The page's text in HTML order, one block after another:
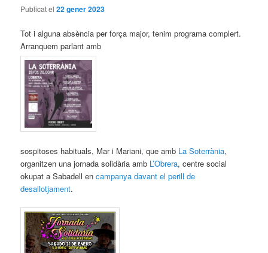
Publicat el22 gener 2023
Tot i alguna absència per força major, tenim programa complert.
Arranquem parlant amb
sospitoses habituals, Mar i Mariani, que amb La Soterrània,
organitzen una jornada solidària amb L’Obrera, centre social
okupat a Sabadell encampanya davant el perill de
desallotjament.